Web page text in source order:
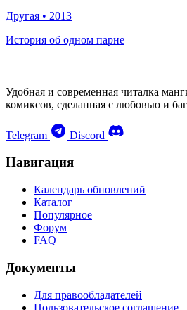
Другая • 2013
История об одном парне
Удобная и современная читалка
комиксов, сделанная с любовью и
Telegram Discord
Навигация
Календарь обновлений
Каталог
Популярное
Форум
FAQ
Документы
Для правообладателей
Пользовательское соглашение